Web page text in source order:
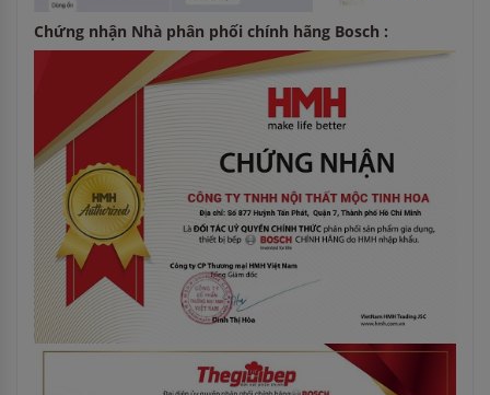
Chứng nhận Nhà phân phối chính hãng Bosch :